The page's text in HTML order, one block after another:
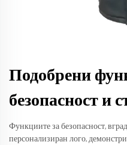
Подобрени
безопасност и
Функциите за безопасност,
персонализиран лого,